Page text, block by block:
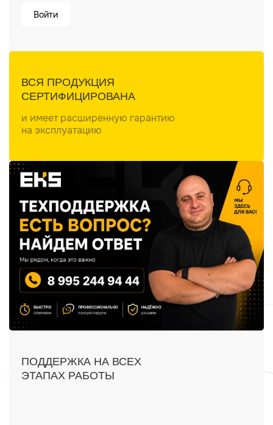
Войти
ВСЯ ПРОДУКЦИЯ
СЕРТИФИЦИРОВАНА
и имеет расширенную гарантию
на эксплуатацию
ПОДДЕРЖКА НА ВСЕХ
ЭТАПАХ РАБОТЫ